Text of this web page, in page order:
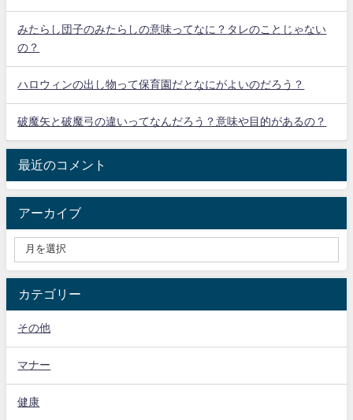
みたらし団子のみたらしの意味ってなに？タレのことじゃない
の？
ハロウィンの出し物って保育園だとなにがよいのだろう？
破魔矢と破魔弓の違いってなんだろう？意味や目的があるの？
最近のコメント
アーカイブ
カテゴリー
その他
マナー
健康